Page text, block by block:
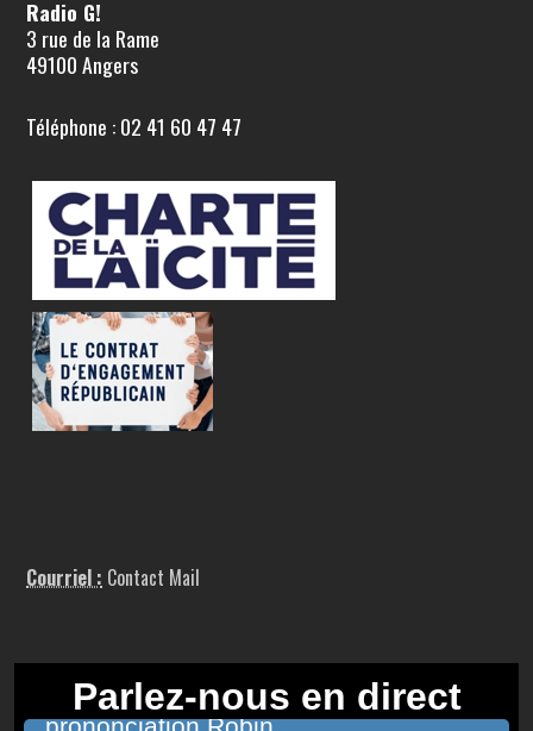
Radio G!
3 rue de la Rame
49100 Angers
Téléphone : 02 41 60 47 47
Courriel : Contact Mail